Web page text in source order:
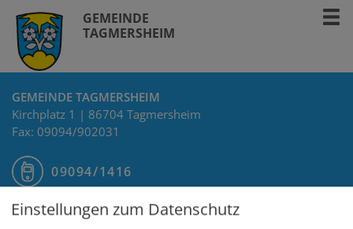
GEMEINDE
TAGMERSHEIM
GEMEINDE TAGMERSHEIM
Kirchplatz 1 | 86704 Tagmersheim
Fax: 09094/902031
09094/1416
info@tagmersheim.de
Einstellungen zum Datenschutz